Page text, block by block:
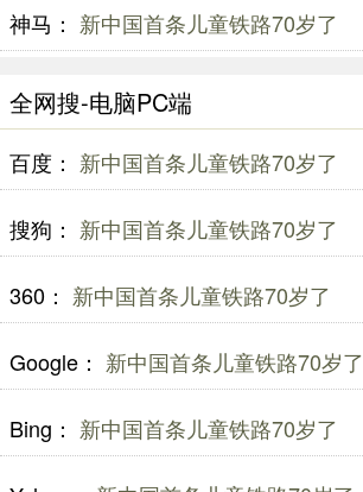
神马： 新中国首条儿童铁路70岁了
全网搜-电脑PC端
百度： 新中国首条儿童铁路70岁了
搜狗： 新中国首条儿童铁路70岁了
360： 新中国首条儿童铁路70岁了
Google： 新中国首条儿童铁路70岁了
Bing： 新中国首条儿童铁路70岁了